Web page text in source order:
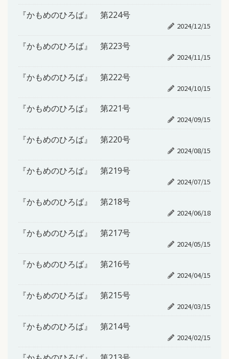
『かもめのひろば』 第224号
2024/12/15
『かもめのひろば』 第223号
2024/11/15
『かもめのひろば』 第222号
2024/10/15
『かもめのひろば』 第221号
2024/09/15
『かもめのひろば』 第220号
2024/08/15
『かもめのひろば』 第219号
2024/07/15
『かもめのひろば』 第218号
2024/06/18
『かもめのひろば』 第217号
2024/05/15
『かもめのひろば』 第216号
2024/04/15
『かもめのひろば』 第215号
2024/03/15
『かもめのひろば』 第214号
2024/02/15